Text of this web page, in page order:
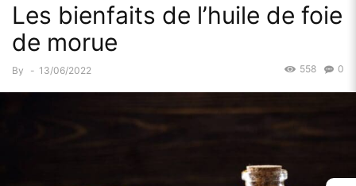
Les bienfaits de l’huile de foie
de morue
By - 13/06/2022 0
558